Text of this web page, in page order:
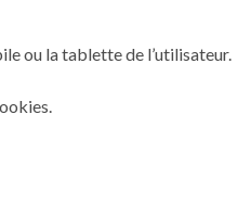
ou la tablette de l’utilisateur.